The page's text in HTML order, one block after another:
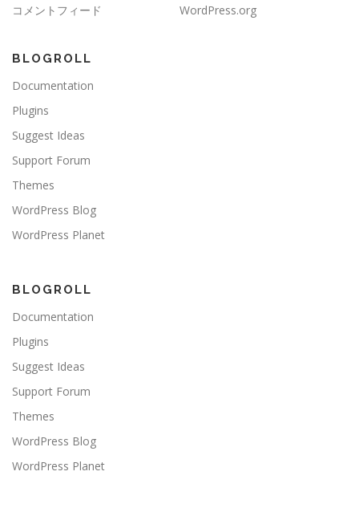
コメントフィード
WordPress.org
BLOGROLL
Documentation
Plugins
Suggest Ideas
Support Forum
Themes
WordPress Blog
WordPress Planet
BLOGROLL
Documentation
Plugins
Suggest Ideas
Support Forum
Themes
WordPress Blog
WordPress Planet